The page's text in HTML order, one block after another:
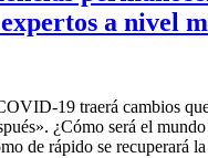
a nivel
19 traerá cambios
¿Cómo será el
de rápido se recuperará